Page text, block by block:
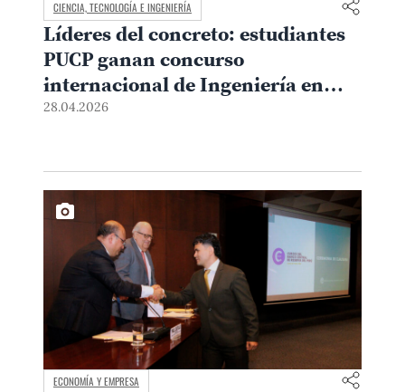
CIENCIA, TECNOLOGÍA E INGENIERÍA
Líderes del concreto: estudiantes
PUCP ganan concurso
internacional de Ingeniería en
Estados Unidos
28.04.2026
ECONOMÍA Y EMPRESA